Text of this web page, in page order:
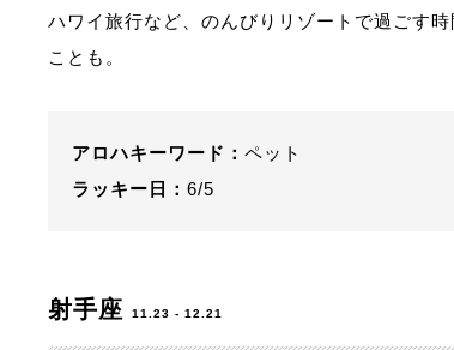
ハワイ旅行など、のんびりリゾートで過ごす
ことも。
アロハキーワード： ペット
ラッキー日： 6/5
射手座 11.23 - 12.21